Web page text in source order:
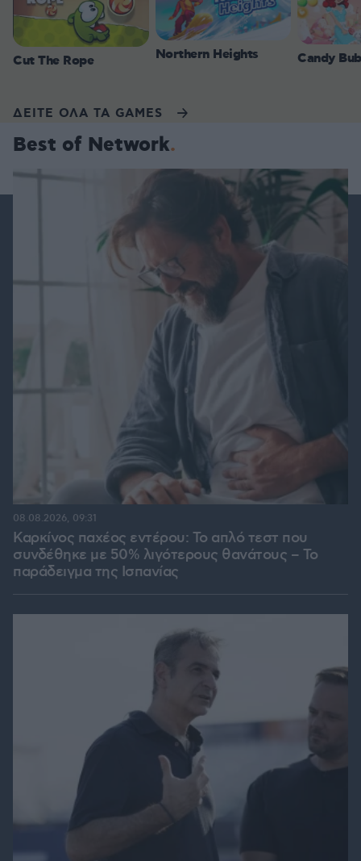
Cut The Rope Northern Heights Candy
ΔΕΙΤΕ ΟΛΑ ΤΑ GAMES
Best of Network
Καρκίνος παχέος εντέρου: Το απλό τεστ που
συνδέθηκε με 50% λιγότερους θανάτους – Το
παράδειγμα της Ισπανίας
08.08.2026, 09:31